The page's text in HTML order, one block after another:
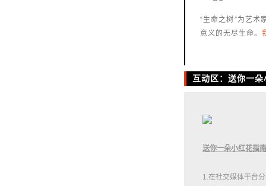
“生命之树”为艺术
意义的无尽生命。
互动区：送你一朵
送你一朵小红花指南
1.在社交媒体平台